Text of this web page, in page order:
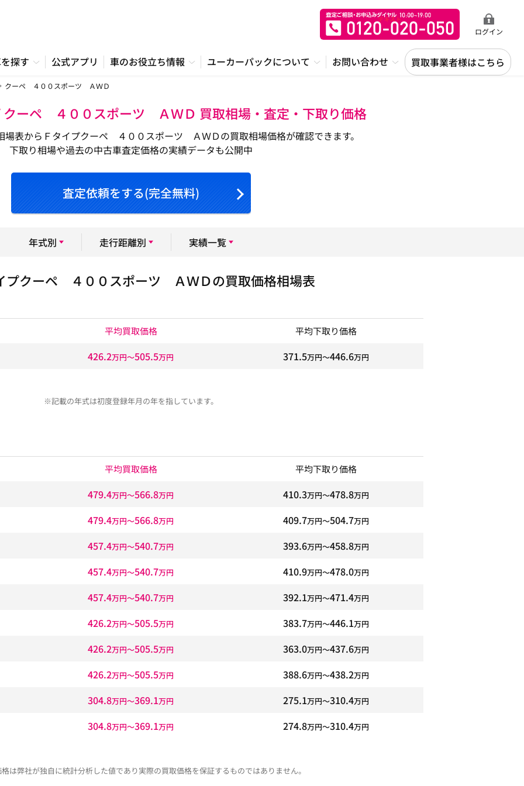
ログイン
探す 公式アプリ 車のお役立ち情報 ユーカーパックについて お問い合わせ 買取事業者様はこちら
クーペ ４００スポーツ ＡＷＤ
クーペ ４００スポーツ ＡＷＤ 買取相場・査定・下取り価格
場表からＦタイプクーペ ４００スポーツ ＡＷＤの買取相場価格が確認できます。
下取り相場や過去の中古車査定価格の実績データも公開中
査定依頼をする(完全無料)
年式別 走行距離別 実績一覧
プクーペ ４００スポーツ ＡＷＤの買取価格相場表
平均買取価格 平均下取り価格
426.2万円〜505.5万円 371.5万円〜446.6万円
※記載の年式は初度登録年月の年を指しています。
平均買取価格 平均下取り価格
479.4万円〜566.8万円 410.3万円〜478.8万円
479.4万円〜566.8万円 409.7万円〜504.7万円
457.4万円〜540.7万円 393.6万円〜458.8万円
457.4万円〜540.7万円 410.9万円〜478.0万円
457.4万円〜540.7万円 392.1万円〜471.4万円
426.2万円〜505.5万円 383.7万円〜446.1万円
426.2万円〜505.5万円 363.0万円〜437.6万円
426.2万円〜505.5万円 388.6万円〜438.2万円
304.8万円〜369.1万円 275.1万円〜310.4万円
304.8万円〜369.1万円 274.8万円〜310.4万円
は弊社が独自に統計分析した値であり実際の買取価格を保証するものではありません。